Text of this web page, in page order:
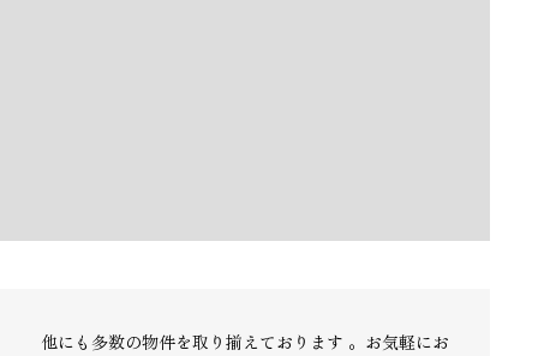
他にも多数の物件を取り揃えております 。お気軽にお